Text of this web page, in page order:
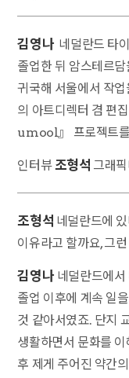
김영나 네덜란드
졸업한 뒤 암스테르
귀국해 서울에서 작
의 아트디렉터 겸 편
umool』 프로젝트
인터뷰조형석 그래
조형석 네덜란드에
이유라고 할까요, 그
김영나 네덜란드에
졸업 이후에 계속 일
것 같아서였죠. 단지
생활하면서 문화를
후 제게 주어진 약간